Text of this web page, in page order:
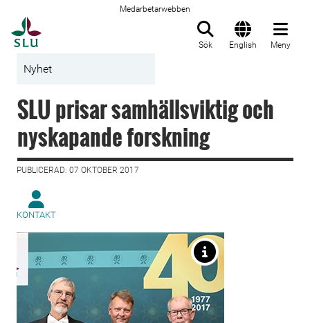
Medarbetarwebben
Sök English Meny
Nyhet
SLU prisar samhällsviktig och
nyskapande forskning
PUBLICERAD: 07 OKTOBER 2017
KONTAKT